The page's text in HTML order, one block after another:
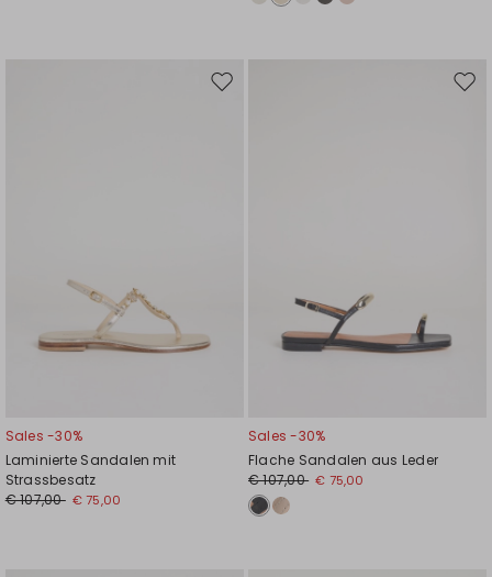
Auf
Sales -30%
Laminierte Sandalen mit
Strassbesatz
€ 107,00 € 75,00
Auf
Sales -30%
Flache Sandalen aus Leder
€ 107,00 € 75,00